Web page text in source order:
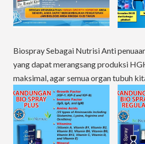
Biospray Sebagai Nutrisi Anti
yang dapat merangsang produksi
maksimal, agar semua organ tubuh